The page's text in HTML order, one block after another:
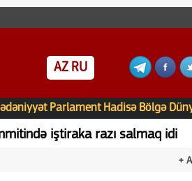
AZ RU
Parlament Hadisə Bölgə
iştiraka razı salmaq idi
+ A